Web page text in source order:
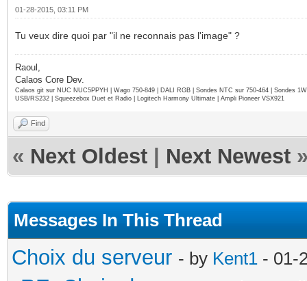
01-28-2015, 03:11 PM
Tu veux dire quoi par "il ne reconnais pas l'image" ?
Raoul,
Calaos Core Dev.
Calaos git sur NUC NUC5PPYH | Wago 750-849 | DALI RGB | Sondes NTC sur 750-464 | Sondes
USB/RS232 | Squeezebox Duet et Radio | Logitech Harmony Ultimate | Ampli Pioneer VSX921
Find
« Next Oldest Next Newest
Messages In This Thread
Choix du serveur - by Kent1 - 01-